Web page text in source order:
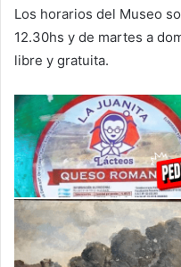
Los horarios del Museo
12.30hs y de martes a
libre y gratuita.